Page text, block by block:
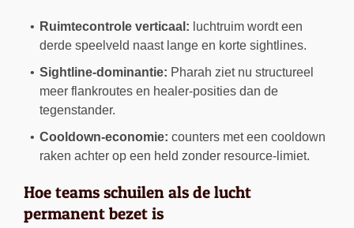
Ruimtecontrole verticaal: luchtruim wordt een
derde speelveld naast lange en korte sightlines.
Sightline-dominantie: Pharah ziet nu structureel
meer flankroutes en healer-posities dan de
tegenstander.
Cooldown-economie: counters met een cooldown
raken achter op een held zonder resource-limiet.
Hoe teams schuilen als de lucht
permanent bezet is